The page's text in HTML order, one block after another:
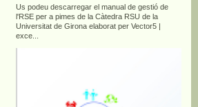
Us podeu descarregar el manual de gestió de
l'RSE per a pimes de la Càtedra RSU de la
Universitat de Girona elaborat per Vector5 |
exce...